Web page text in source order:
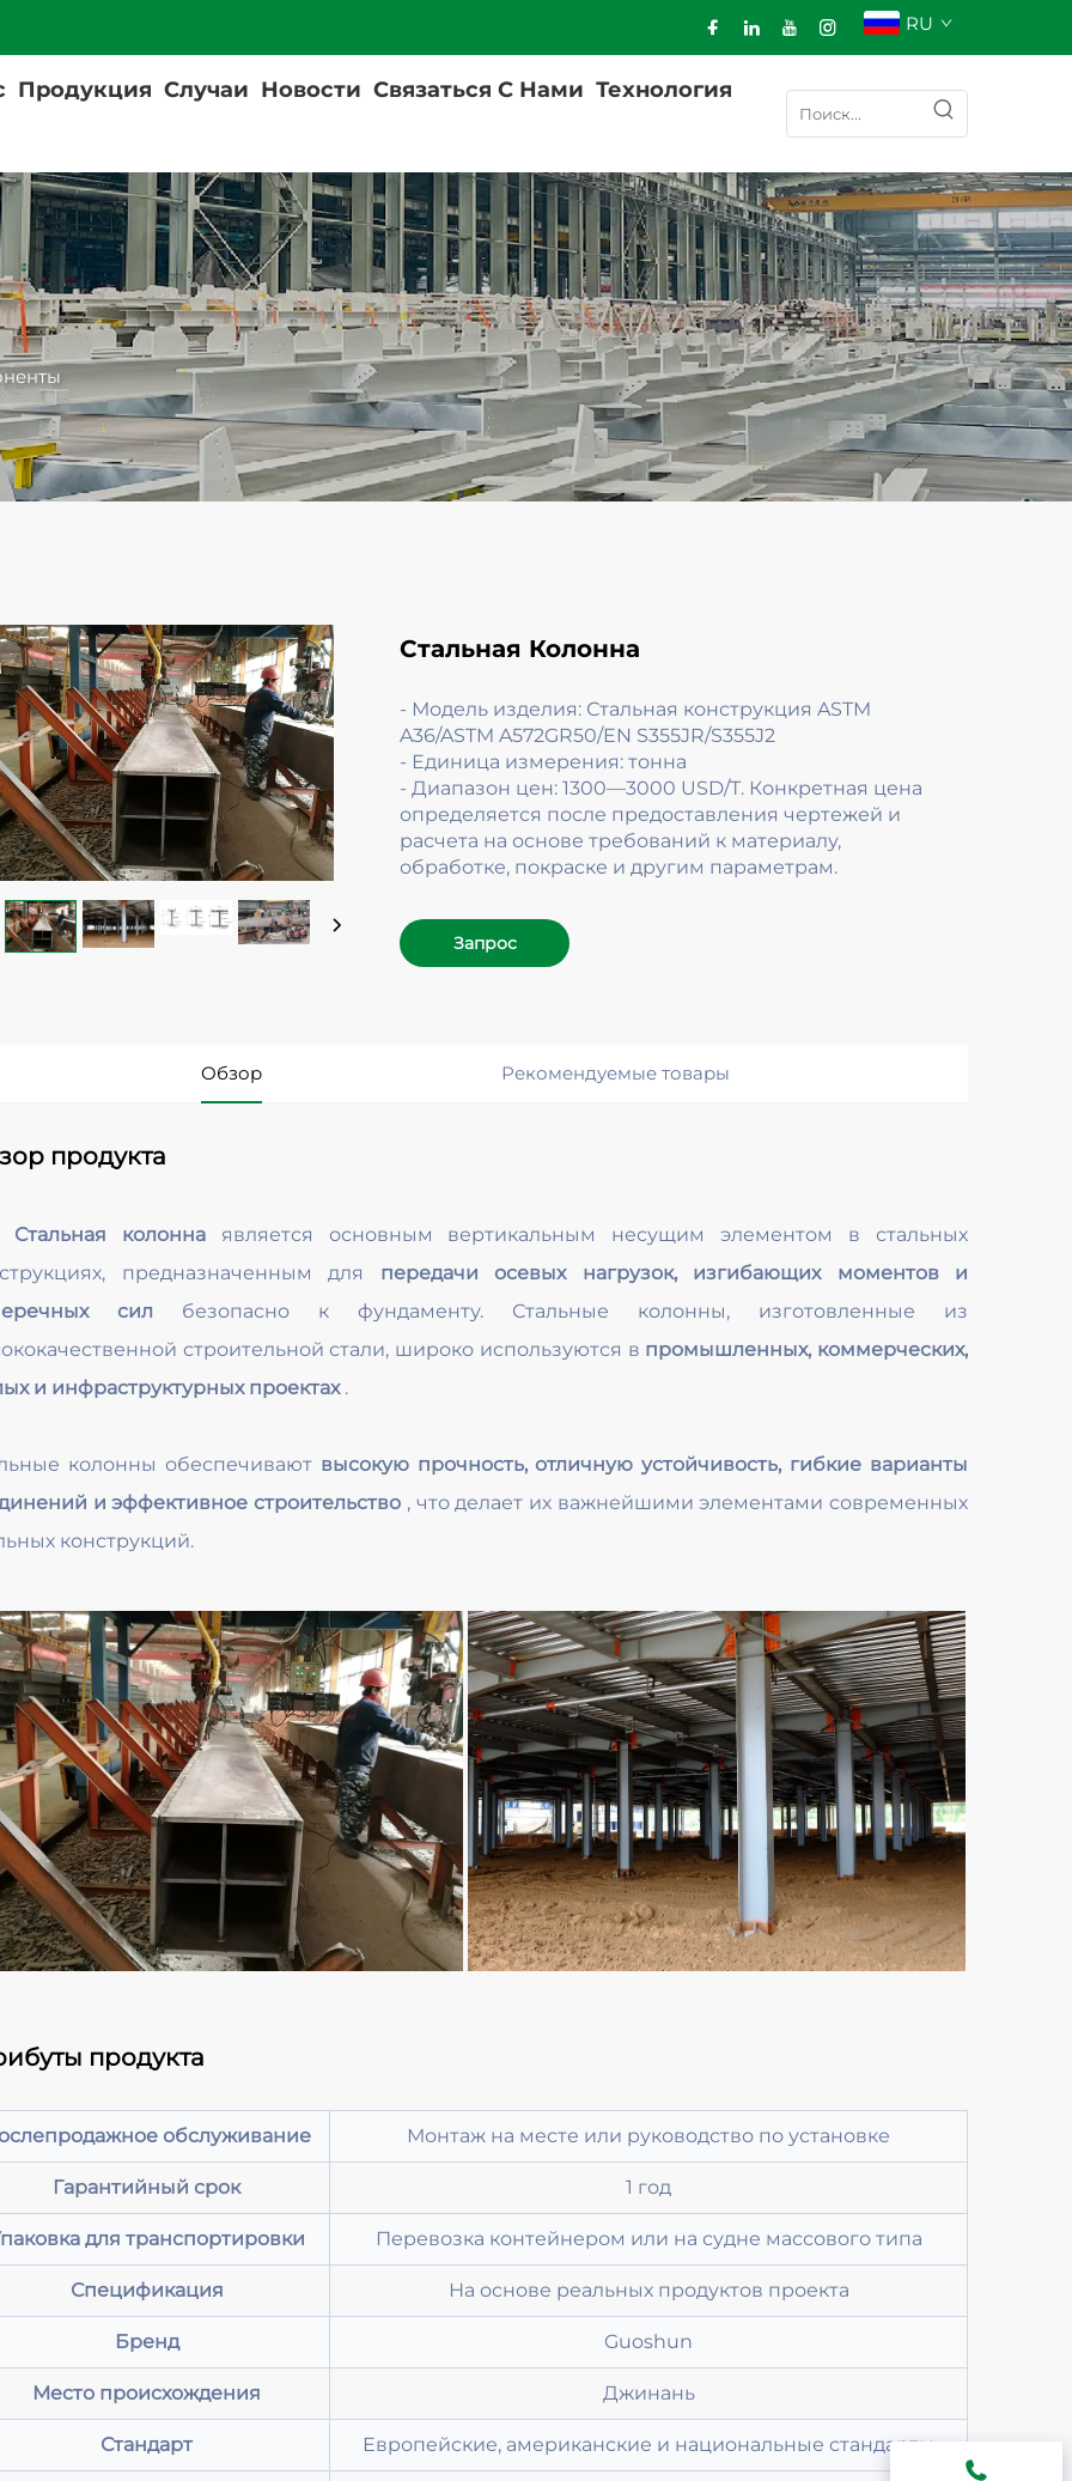
RU
Продукция Случаи Новости Связаться С Нами Технология
Стальная Колонна
- Модель изделия: Стальная конструкция ASTM
A36/ASTM A572GR50/EN S355JR/S355J2
- Единица измерения: тонна
- Диапазон цен: 1300—3000 USD/Т. Конкретная цена
определяется после предоставления чертежей и
расчета на основе требований к материалу,
обработке, покраске и другим параметрам.
Запрос
Обзор Рекомендуемые товары
продукта
Стальная колонна является основным вертикальным несущим элементом в стальных
предназначенным для передачи осевых нагрузок, изгибающих моментов и
сил безопасно к фундаменту. Стальные колонны, изготовленные из
строительной стали, широко используются в промышленных, коммерческих,
и инфраструктурных проектах .
колонны обеспечивают высокую прочность, отличную устойчивость, гибкие варианты
и эффективное строительство , что делает их важнейшими элементами современных
конструкций.
продукта
обслуживание Монтаж на месте или руководство по установке
Гарантийный срок 1 год
для транспортировки Перевозка контейнером или на судне массового типа
Спецификация На основе реальных продуктов проекта
Бренд Guoshun
Место происхождения Джинань
Стандарт Европейские, американские и национальные стандарты